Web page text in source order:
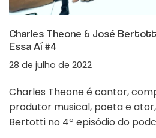
Charles Theone & José
Essa Aí #4
28 de julho de 2022
Charles Theone é cantor,
produtor musical, poeta e
Bertotti no 4º episódio do